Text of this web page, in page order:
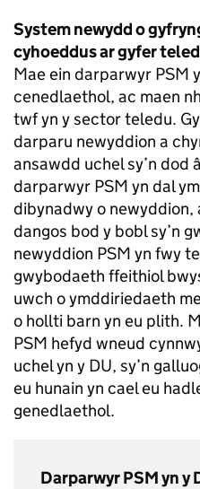
System newydd o
cyhoeddus ar gyfer
Mae ein darparwyr PSM
cenedlaethol, ac maen
twf yn y sector teledu.
darparu newyddion a
ansawdd uchel sy’n dod
darparwyr PSM yn dal
dibynadwy o newyddion,
dangos bod y bobl sy’n
newyddion PSM yn fwy
gwybodaeth ffeithiol
uwch o ymddiriedaeth
o hollti barn yn eu plith.
PSM hefyd wneud
uchel yn y DU, sy’n
eu hunain yn cael eu
genedlaethol.
Darparwyr PSM yn y